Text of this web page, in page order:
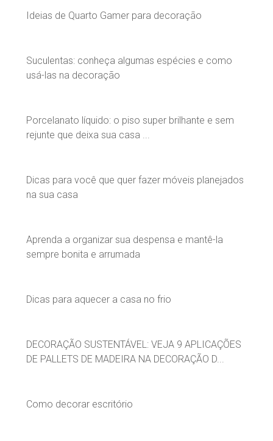
Ideias de Quarto Gamer para decoração
Suculentas: conheça algumas espécies e como
usá-las na decoração
Porcelanato líquido: o piso super brilhante e sem
rejunte que deixa sua casa ...
Dicas para você que quer fazer móveis planejados
na sua casa
Aprenda a organizar sua despensa e mantê-la
sempre bonita e arrumada
Dicas para aquecer a casa no frio
DECORAÇÃO SUSTENTÁVEL: VEJA 9 APLICAÇÕES
DE PALLETS DE MADEIRA NA DECORAÇÃO D...
Como decorar escritório